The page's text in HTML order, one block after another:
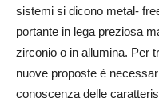
sistemi si dicono metal-
portante in lega preziosa
zirconio o in allumina. Per
nuove proposte è
conoscenza delle